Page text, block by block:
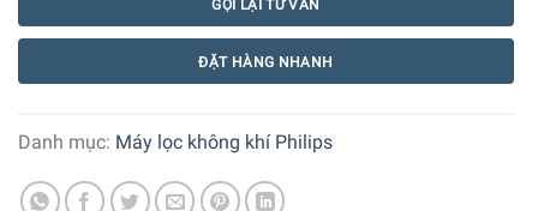
GỌI LẠI TƯ VẤN
ĐẶT HÀNG NHANH
Danh mục: Máy lọc không khí Philips